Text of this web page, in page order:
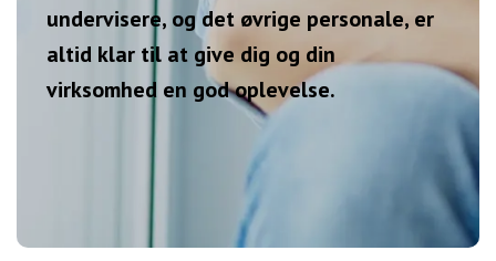
undervisere, og det øvrige personale, er
altid klar til at give dig og din
virksomhed en god oplevelse.